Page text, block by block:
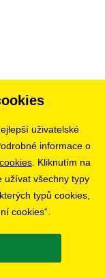
uživatelské
informace o
. Kliknutím na
užívat všechny typy
typů cookies,
cookies“.